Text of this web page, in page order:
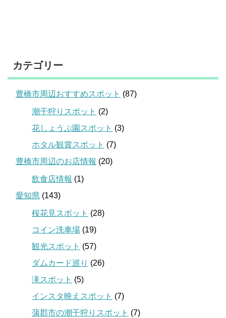
カテゴリー
豊橋市周辺おすすめスポット (87)
潮干狩りスポット (2)
花しょうぶ園スポット (3)
ホタル観賞スポット (7)
豊橋市周辺のお店情報 (20)
飲食店情報 (1)
愛知県 (143)
桜花見スポット (28)
コイン洗車場 (19)
観光スポット (57)
ダムカード巡り (26)
滝スポット (5)
インスタ映えスポット (7)
蒲郡市の潮干狩りスポット (7)